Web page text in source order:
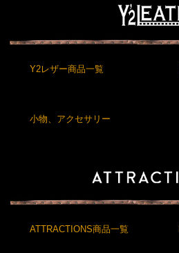
Y2レザー商品一覧
小物、アクセサリー
ATTRACTIONS商品一覧